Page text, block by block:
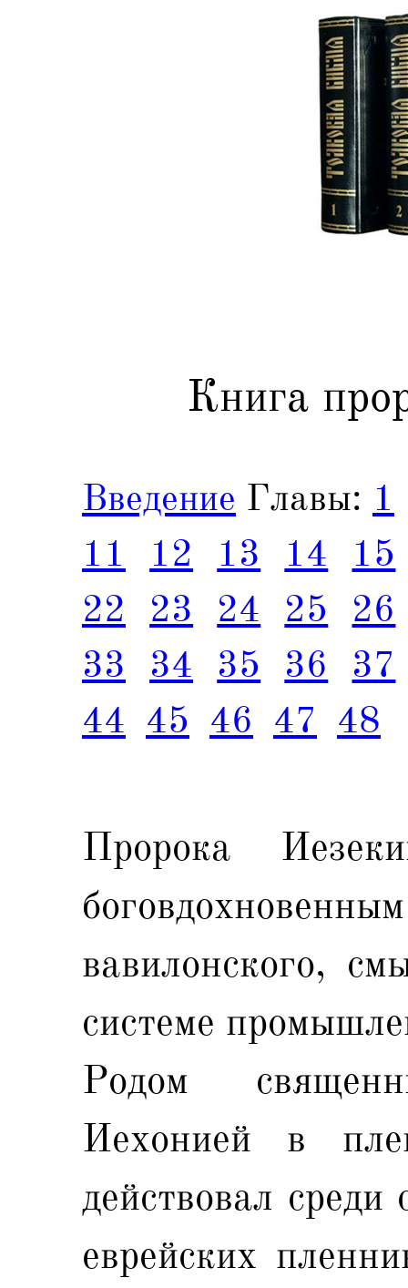
Книга
Введение Главы: 1
11
12 13 14
15
22
23 24 25
26
33
34 35 36
37
44 45 46 47 48
Пророка
вавилонского,
системе
Родом
Иехонией в
действовал среди
еврейских